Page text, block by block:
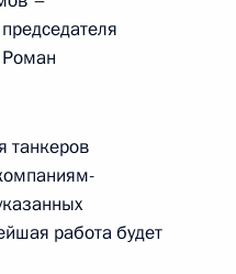
Роман
танкеров
работа будет